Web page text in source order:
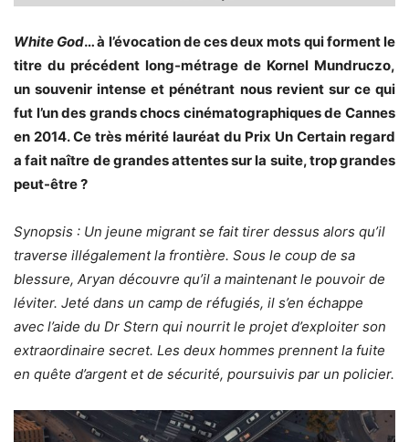
White God… à l’évocation de ces deux mots qui forment le
titre du précédent long-métrage de Kornel Mundruczo,
un souvenir intense et pénétrant nous revient sur ce qui
fut l’un des grands chocs cinématographiques de Cannes
en 2014. Ce très mérité lauréat du Prix Un Certain regard
a fait naître de grandes attentes sur la suite, trop grandes
peut-être ?
Synopsis : Un jeune migrant se fait tirer dessus alors qu’il
traverse illégalement la frontière. Sous le coup de sa
blessure, Aryan découvre qu’il a maintenant le pouvoir de
léviter. Jeté dans un camp de réfugiés, il s’en échappe
avec l’aide du Dr Stern qui nourrit le projet d’exploiter son
extraordinaire secret. Les deux hommes prennent la fuite
en quête d’argent et de sécurité, poursuivis par un policier.